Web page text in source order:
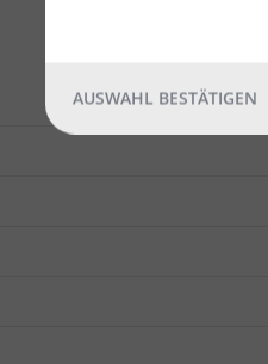
AUSWAHL BESTÄTIGEN